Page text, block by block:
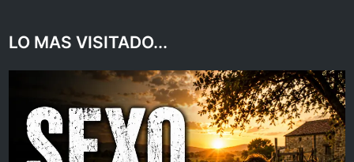
LO MAS VISITADO...